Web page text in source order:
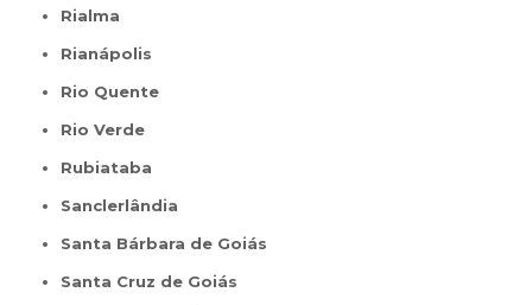
Rialma
Rianápolis
Rio Quente
Rio Verde
Rubiataba
Sanclerlândia
Santa Bárbara de Goiás
Santa Cruz de Goiás